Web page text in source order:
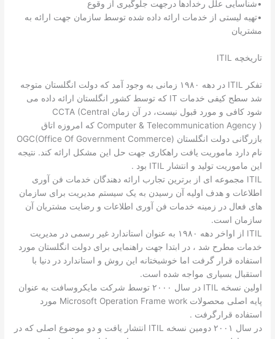
•شناسایی علل رخدادها درجهت جلوگیری از وقوع
•تهیه لیستی از خدمات ارائه داده شده توسط سازمان جهت ارائه به
مشتریان
تاریخچه ITIL
تفکر ITIL در دهه ۱۹۸۰ زمانی به وجود آمد که دولت انگلستان متوجه
شد سطح کیفی خدمات IT که توسط کشور انگلستان ارائه داده می
شود کافی و مورد قبول نیست، در آن زمان CCTA (Central
Computer & Telecommunication Agency ) که امروزه اتاق
بازرگانی دولت انگلستان OGC(Office Of Government Commerce)
نام دارد ماموریت یافت راهکاری جهت حل این مشکل ارائه کند. نتیجه
این ماموریت تولید و انتشار ITIL بود .
ITIL مجموعه ای از برترین تجارب ارائه دهندگان خدمات فن آوری
اطلاعات و هدف اولیه آن رسیدن به یک سیستم مدیریت برای سازمان
های فعال در زمینه خدمات فن آوری اطلاعات و رضایت مشتریان آن
سازمان است.
ITIL از اواخر دهه ۱۹۸۰ به عنوان استاندارد غیر رسمی در مدیریت
خدمات مطرح شد ، در ابتدا جهت راهنمایی برای دولت انگلستان مورد
استفاده قرار گرفت اما خوشبختانه این روش و استاندارد در دنیا با
استقبال بسیاری مواجه شده است.
اولین نسخه ITIL در سال ۲۰۰۰ توسط شرکت مایکروسافت به عنوان
پایه اصلی محصولات Microsoft Operation Frame work مورد
استفاده قرارگرفت .
در سال ۲۰۰۱ دومین نسخه ITIL انتشار یافت و دو موضوع اصلی که در